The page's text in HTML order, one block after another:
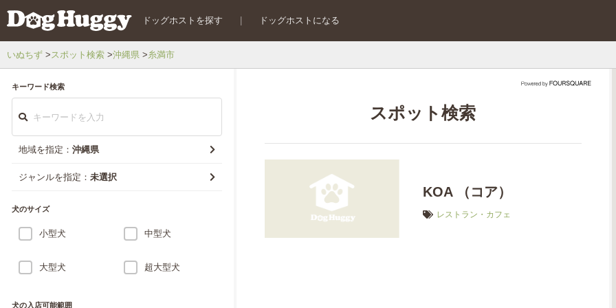
ドッグホストを探す ドッグホストになる
いぬちず スポット検索 沖縄県 糸満市
キーワード検索
地域を指定：沖縄県
ジャンルを指定：未選択
犬のサイズ
小型犬 中型犬
大型犬 超大型犬
犬の入店可能範囲
スポット検索
KOA （コア）
レストラン・カフェ